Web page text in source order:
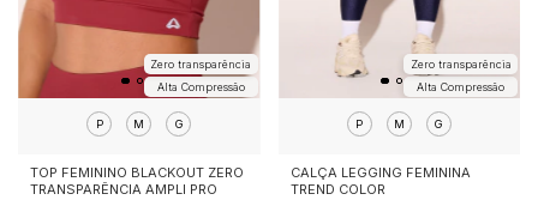
Alta Compressão
Zero transparência
P M G
TOP FEMININO BLACKOUT ZERO
TRANSPARÊNCIA AMPLI PRO
Alta Compressão
Zero transparência
P M G
CALÇA LEGGING FEMININA
TREND COLOR